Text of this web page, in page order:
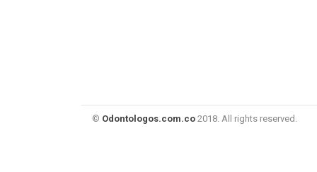
© Odontologos.com.co 2018. All rights reserved.